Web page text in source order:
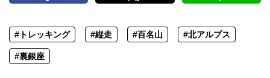
#トレッキング #縦走 #百名山 #北アルプス
#裏銀座